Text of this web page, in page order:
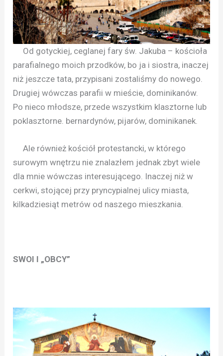
Od gotyckiej, ceglanej fary św. Jakuba – kościoła
parafialnego moich przodków, bo ja i siostra, inaczej
niż jeszcze tata, przypisani zostaliśmy do nowego.
Drugiej wówczas parafii w mieście, dominikanów.
Po nieco młodsze, przede wszystkim klasztorne lub
poklasztorne. bernardynów, pijarów, dominikanek.
Ale również kościół protestancki, w którego
surowym wnętrzu nie znalazłem jednak zbyt wiele
dla mnie wówczas interesującego. Inaczej niż w
cerkwi, stojącej przy pryncypialnej ulicy miasta,
kilkadziesiąt metrów od naszego mieszkania.
SWOI I „OBCY”